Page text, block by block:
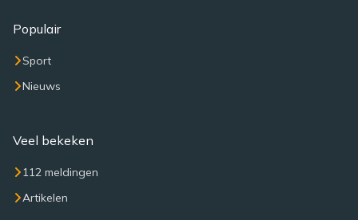
Populair
Sport
Nieuws
Veel bekeken
112 meldingen
Artikelen